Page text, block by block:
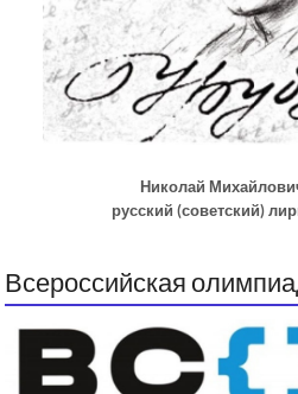
Николай
русский (советский)
Всероссийская